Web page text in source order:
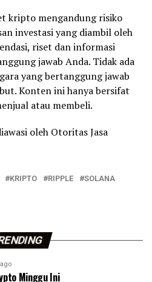
kripto mengandung risiko
investasi yang diambil oleh
riset dan informasi
jawab Anda. Tidak ada
yang bertanggung jawab
Konten ini hanya bersifat
atau membeli.
oleh Otoritas Jasa
KRIPTO RIPPLE
SOLANA
Minggu Ini